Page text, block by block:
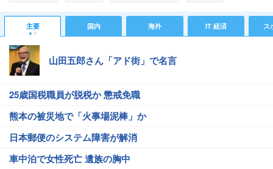
#コラボレーション
#デザート #雑誌 #箱
#メディア
#香り
#ソムリエ
主要 国内 海外 IT 経済 ス
山田五郎さん「アド街」で名言
25歳国税職員が脱税か 懲戒免職
熊本の被災地で「火事場泥棒」か
日本郵便のシステム障害が解消
車中泊で女性死亡 遺族の胸中